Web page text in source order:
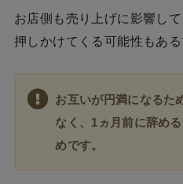
お店側も売り上げに影響し
押しかけてくる可能性もある
お互いが円満になるた
なく、1ヵ月前に辞め
めです。